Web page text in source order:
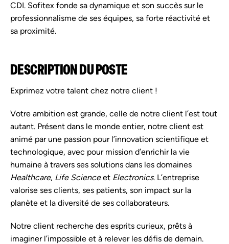
CDI. Sofitex fonde sa dynamique et son succès sur le
professionnalisme de ses équipes, sa forte réactivité et
sa proximité.
DESCRIPTION DU POSTE
Exprimez votre talent chez notre client !
Votre ambition est grande, celle de notre client l’est tout
autant. Présent dans le monde entier, notre client est
animé par une passion pour l’innovation scientifique et
technologique, avec pour mission d’enrichir la vie
humaine à travers ses solutions dans les domaines
Healthcare, Life Scienceet Electronics. L’entreprise
valorise ses clients, ses patients, son impact sur la
planète et la diversité de ses collaborateurs.
Notre client recherche des esprits curieux, prêts à
imaginer l’impossible et à relever les défis de demain.